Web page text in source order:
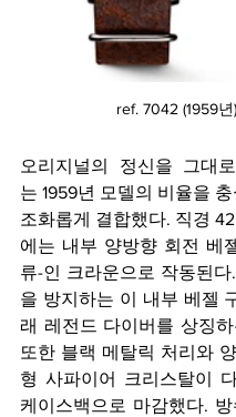
ref. 7042 (1959년
오리지널의 정신을 그대
는 1959년 모델의 비율을
조화롭게 결합했다. 직경
에는 내부 양방향 회전 베
류-인 크라운으로 작동된
을 방지하는 이 내부 베젤
래 레전드 다이버를 상징
또한 블랙 메탈릭 처리와
형 사파이어 크리스탈이
케이스백으로 마감했다.